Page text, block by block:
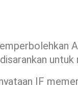
untuk
IF